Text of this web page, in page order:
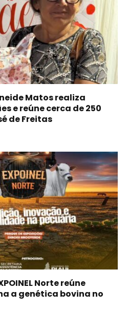
Matos realiza
e reúne cerca de 250
de Freitas
Norte reúne
a genética bovina no